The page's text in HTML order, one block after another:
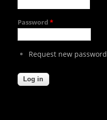
Password *
Request new password